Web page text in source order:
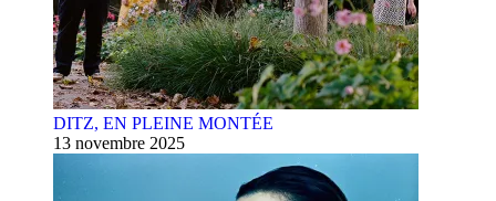
DITZ, EN PLEINE MONTÉE
13 novembre 2025